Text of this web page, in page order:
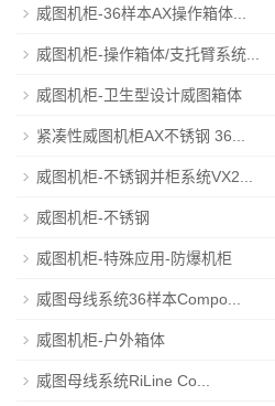
威图机柜-36样本AX操作箱体...
威图机柜-操作箱体/支托臂系统...
威图机柜-卫生型设计威图箱体
紧凑性威图机柜AX不锈钢 36...
威图机柜-不锈钢并柜系统VX2...
威图机柜-不锈钢
威图机柜-特殊应用-防爆机柜
威图母线系统36样本Compo...
威图机柜-户外箱体
威图母线系统RiLine Co...